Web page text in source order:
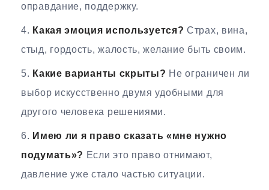
оправдание, поддержку.
Какая эмоция используется? Страх, вина,
стыд, гордость, жалость, желание быть своим.
Какие варианты скрыты? Не ограничен ли
выбор искусственно двумя удобными для
другого человека решениями.
Имею ли я право сказать «мне нужно
подумать»? Если это право отнимают,
давление уже стало частью ситуации.